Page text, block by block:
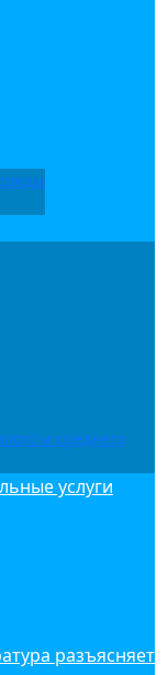
и среднего
услуги
разъясняет